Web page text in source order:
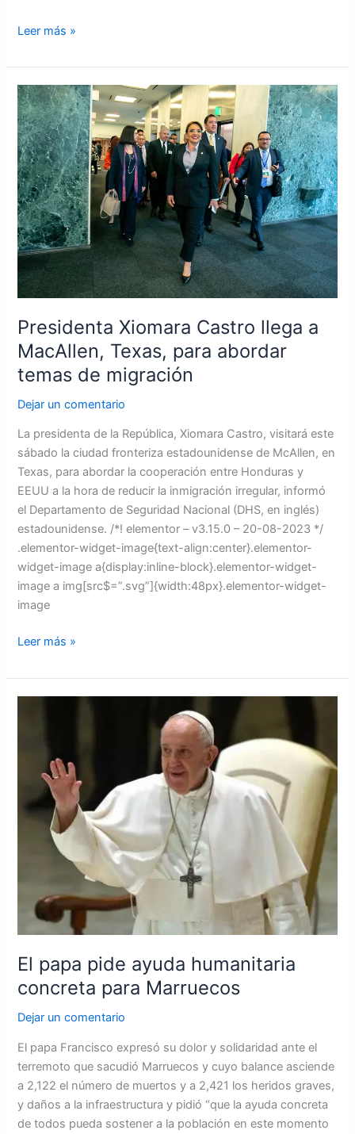
Leer más »
Presidenta Xiomara Castro llega a
MacAllen, Texas, para abordar
temas de migración
Dejar un comentario
La presidenta de la República, Xiomara Castro, visitará este
sábado la ciudad fronteriza estadounidense de McAllen, en
Texas, para abordar la cooperación entre Honduras y
EEUU a la hora de reducir la inmigración irregular, informó
el Departamento de Seguridad Nacional (DHS, en inglés)
estadounidense. /*! elementor – v3.15.0 – 20-08-2023 */
.elementor-widget-image{text-align:center}.elementor-
widget-image a{display:inline-block}.elementor-widget-
image a img[src$=”.svg”]{width:48px}.elementor-widget-
image
Presidenta
Xiomara
Castro
llega
a
MacAllen,
Texas,
para
abordar
temas
de
migración
Leer más »
El papa pide ayuda humanitaria
concreta para Marruecos
Dejar un comentario
El papa Francisco expresó su dolor y solidaridad ante el
terremoto que sacudió Marruecos y cuyo balance asciende
a 2,122 el número de muertos y a 2,421 los heridos graves,
y daños a la infraestructura y pidió “que la ayuda concreta
de todos pueda sostener a la población en este momento
ayuda
humanitaria
concreta
para
Marruecos